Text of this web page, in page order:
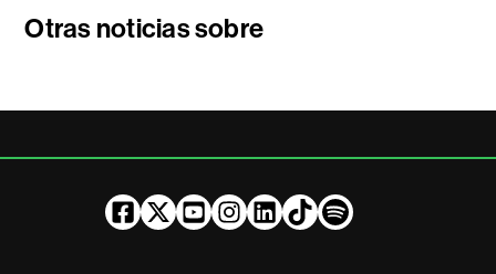
Otras noticias sobre